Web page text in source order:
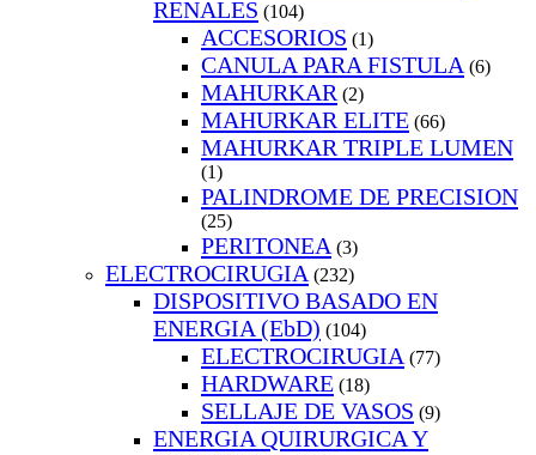
RENALES (104)
ACCESORIOS (1)
CANULA PARA FISTULA (6)
MAHURKAR (2)
MAHURKAR ELITE (66)
MAHURKAR TRIPLE LUMEN
(1)
PALINDROME DE PRECISION
(25)
PERITONEA (3)
ELECTROCIRUGIA (232)
DISPOSITIVO BASADO EN
ENERGIA (EbD) (104)
ELECTROCIRUGIA (77)
HARDWARE (18)
SELLAJE DE VASOS (9)
ENERGIA QUIRURGICA Y